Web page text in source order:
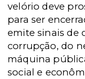
velório deve
para ser
emite sinais de
corrupção, do
máquina
social e